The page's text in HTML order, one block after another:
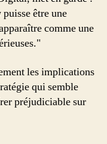
être une
comme une
les implications
qui semble
préjudiciable sur